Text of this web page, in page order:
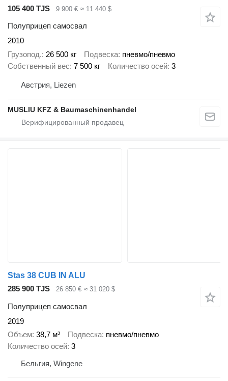
105 400 TJS
9 900 € ≈ 11 440 $
Полуприцеп самосвал
2010
Грузопод. 26 500 кг Подвеска пневмо/пневмо
Собственный вес 7 500 кг Количество осей 3
Австрия, Liezen
MUSLIU KFZ & Baumaschinenhandel
Stas 38 CUB IN ALU
285 900 TJS
26 850 € ≈ 31 020 $
Полуприцеп самосвал
2019
Объем 38,7 м³ Подвеска пневмо/пневмо
Количество осей 3
Бельгия, Wingene